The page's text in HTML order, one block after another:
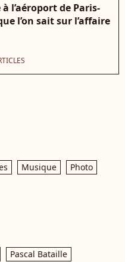
l’aéroport de Paris-
l’on sait sur l’affaire
Musique Photo
Pascal Bataille